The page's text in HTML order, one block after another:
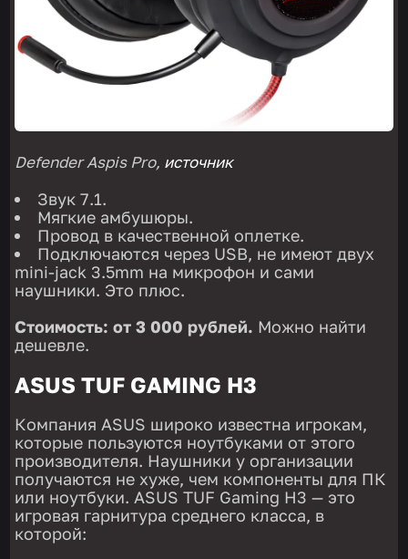
Defender Aspis Pro, источник
Звук 7.1.
Мягкие амбушюры.
Провод в качественной оплетке.
Подключаются через USB, не имеют двух
mini-jack 3.5mm на микрофон и сами
наушники. Это плюс.
Стоимость: от 3 000 рублей. Можно найти
дешевле.
ASUS TUF GAMING H3
Компания ASUS широко известна игрокам,
которые пользуются ноутбуками от этого
производителя. Наушники у организации
получаются не хуже, чем компоненты для ПК
или ноутбуки. ASUS TUF Gaming H3 — это
игровая гарнитура среднего класса, в
которой: